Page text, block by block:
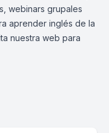
webinars grupales
aprender inglés de la
nuestra web para